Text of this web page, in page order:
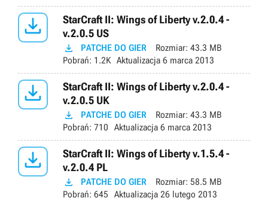

StarCraft II: Wings of Liberty v.2.0.4 -
v.2.0.5 US
 PATCHE DO GIER Rozmiar: 43.3 MB
Pobrań: 1.2K Aktualizacja 6 marca 2013

StarCraft II: Wings of Liberty v.2.0.4 -
v.2.0.5 UK
 PATCHE DO GIER Rozmiar: 43.3 MB
Pobrań: 710 Aktualizacja 6 marca 2013

StarCraft II: Wings of Liberty v.1.5.4 -
v.2.0.4 PL
 PATCHE DO GIER Rozmiar: 58.5 MB
Pobrań: 645 Aktualizacja 26 lutego 2013